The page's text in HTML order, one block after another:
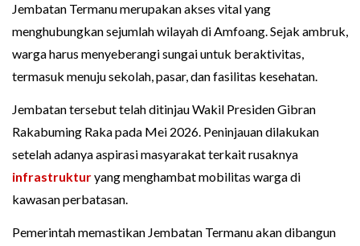
Jembatan Termanu merupakan akses vital yang
menghubungkan sejumlah wilayah di Amfoang. Sejak ambruk,
warga harus menyeberangi sungai untuk beraktivitas,
termasuk menuju sekolah, pasar, dan fasilitas kesehatan.
Jembatan tersebut telah ditinjau Wakil Presiden Gibran
Rakabuming Raka pada Mei 2026. Peninjauan dilakukan
setelah adanya aspirasi masyarakat terkait rusaknya
infrastrukturyang menghambat mobilitas warga di
kawasan perbatasan.
Pemerintah memastikan Jembatan Termanu akan dibangun